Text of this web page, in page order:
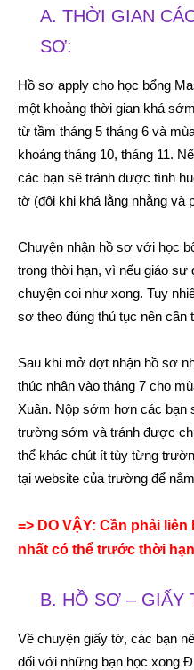
A. THỜI GIAN
SƠ:
Hồ sơ apply cho học bổng
một khoảng thời gian khá
từ tầm tháng 5 tháng 6 và
khoảng tháng 10, tháng 11.
các bạn sẽ tránh được tình
tờ (đôi khi khá lằng nhằng và
Chuyện nhận hồ sơ với học
trong thời hạn, vì nếu giáo sư
chuyện coi như xong. Tuy
sơ theo đúng thủ tục nên cần
Sau khi mở đợt nhận hồ sơ
thúc nhận vào tháng 7 cho
Xuân. Nộp sớm hơn các bạn
trường sớm và tránh được
thể khác chút ít tùy từng
tại website của trường để
=> DO VẬY: Cần phải
nhất có thể trước thời
B. HỒ SƠ – GIẤY
Về chuyện giấy tờ, các bạn
đối với những bạn học xong